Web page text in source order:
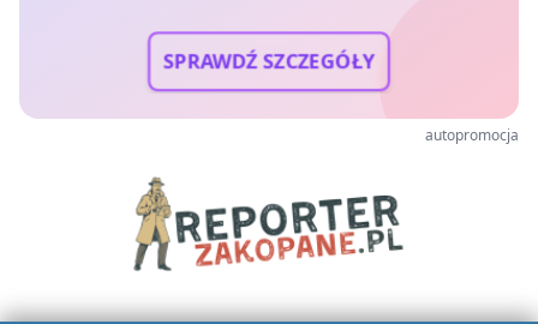
SPRAWDŹ SZCZEGÓŁY
autopromocja